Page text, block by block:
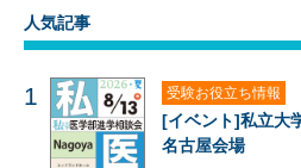
人気記事
1 受験お役立ち情報
[イベント]私立大
名古屋会場